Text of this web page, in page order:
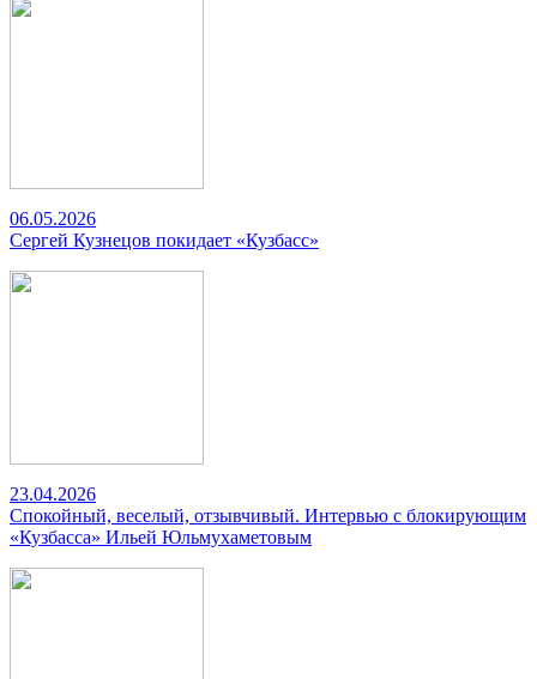
06.05.2026
Сергей Кузнецов покидает «Кузбасс»
23.04.2026
Спокойный, веселый, отзывчивый. Интервью с блокирующим
«Кузбасса» Ильей Юльмухаметовым